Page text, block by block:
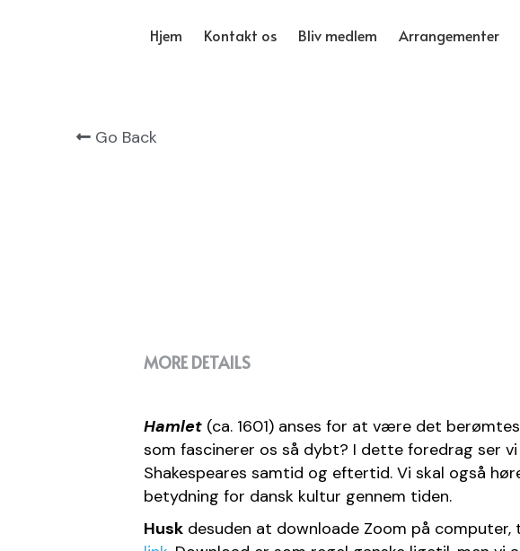
Hjem Kontakt os Bliv medlem Arrangementer
Go Back
MORE DETAILS
Hamlet (ca. 1601) anses for at være det
som fascinerer os så dybt? I dette foredrag ser
Shakespeares samtid og eftertid. Vi skal også
betydning for dansk kultur gennem tiden.
Husk